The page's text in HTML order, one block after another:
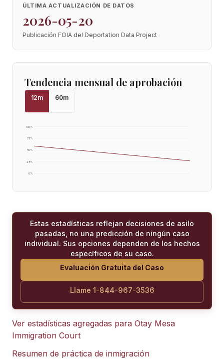
ÚLTIMA ACTUALIZACIÓN DE DATOS
2026-05-20
Publicación FOIA del Deportation Data Project
Tendencia mensual de aprobación
12m 60m
0%
25%
50%
75%
100%
Estas estadísticas reflejan decisiones de asilo
pasadas, no una predicción de ningún caso
individual. Sus opciones dependen de los hechos
específicos de su caso.
Evaluación Gratuita del Caso
Llame 1-844-967-3536
Ver estadísticas agregadas para Otay Mesa
Immigration Court
Resumen de práctica de inmigración